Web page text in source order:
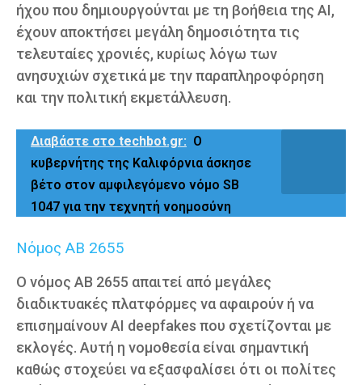
ήχου που δημιουργούνται με τη βοήθεια της AI,
έχουν αποκτήσει μεγάλη δημοσιότητα τις
τελευταίες χρονιές, κυρίως λόγω των
ανησυχιών σχετικά με την παραπληροφόρηση
και την πολιτική εκμετάλλευση.
Διαβάστε στο techbot.gr: Ο
κυβερνήτης της Καλιφόρνια άσκησε
βέτο στον αμφιλεγόμενο νόμο SB
1047 για την τεχνητή νοημοσύνη
Νόμος AB 2655
Ο νόμος AB 2655 απαιτεί από μεγάλες
διαδικτυακές πλατφόρμες να αφαιρούν ή να
επισημαίνουν AI deepfakes που σχετίζονται με
εκλογές. Αυτή η νομοθεσία είναι σημαντική
καθώς στοχεύει να εξασφαλίσει ότι οι πολίτες